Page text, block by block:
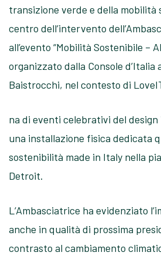
transizione verde e della mobilità
centro dell’intervento
all’evento “Mobilità Sostenibile –
organizzato dalla Console d’Italia
Baistrocchi, nel contesto di
na di eventi celebrativi del
una installazione fisica dedicata
sostenibilità made in Italy nella
Detroit.
L’Ambasciatrice ha evidenziato
anche in qualità di prossima
contrasto al cambiamento